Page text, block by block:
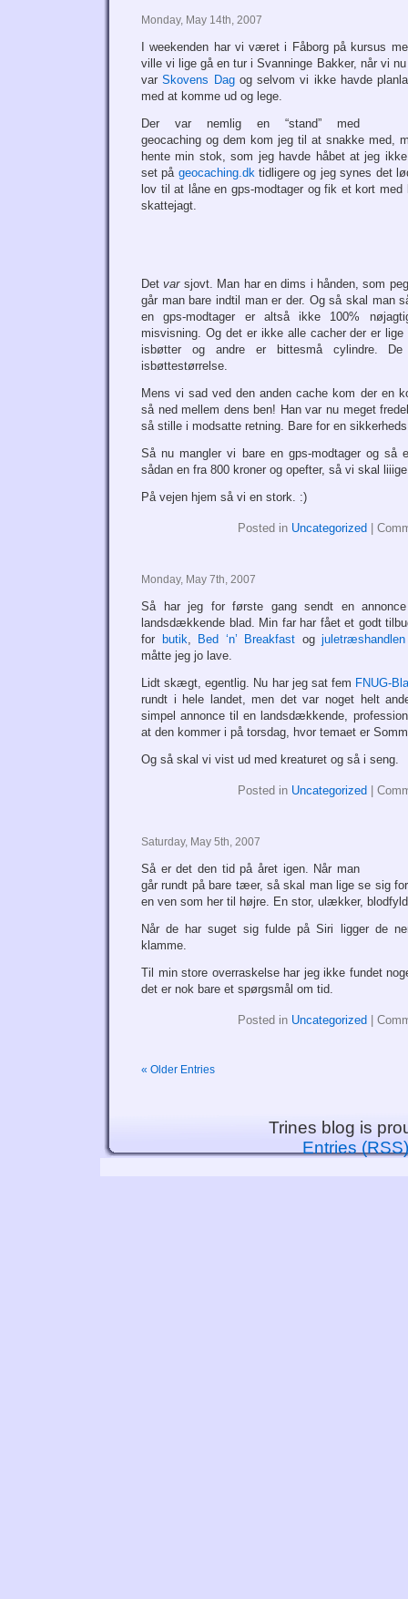
Monday, May 14th, 2007
I weekenden har vi været i Fåborg på kursus
ville vi lige gå en tur i Svanninge Bakker, når vi
varSkovens Dagog selvom vi ikke havde
med at komme ud og lege.
Der var nemlig en “stand” med
geocaching og dem kom jeg til at snakke med,
hente min stok, som jeg havde håbet at jeg
set på geocaching.dktidligere og jeg synes det
lov til at låne en gps-modtager og fik et kort
skattejagt.
Detvarsjovt. Man har en dims i hånden, som
går man bare indtil man er der. Og så skal man
en gps-modtager er altså ikke 100%
misvisning. Og det er ikke alle cacher der er lige
isbøtter og andre er bittesmå cylindre.
isbøttestørrelse.
Mens vi sad ved den anden cache kom der en
så ned mellem dens ben! Han var nu meget
så stille i modsatte retning. Bare for en
Så nu mangler vi bare en gps-modtager og så
sådan en fra 800 kroner og opefter, så vi skal
På vejen hjem så vi en stork. :)
Posted in Uncategorized
Monday, May 7th, 2007
Så har jeg for første gang sendt en
landsdækkende blad. Min far har fået et godt
for
butik, Bed ‘n’ Breakfast og juletræshandlen
måtte jeg jo lave.
Lidt skægt, egentlig. Nu har jeg sat fem FNUG-
rundt i hele landet, men det var noget helt
simpel annonce til en landsdækkende,
at den kommer i på torsdag, hvor temaet er
Og så skal vi vist ud med kreaturet og så i seng.
Posted in Uncategorized
Saturday, May 5th, 2007
Så er det den tid på året igen. Når man
går rundt på bare tæer, så skal man lige se sig
en ven som her til højre. En stor, ulækker,
Når de har suget sig fulde på Siri ligger de
klamme.
Til min store overraskelse har jeg ikke fundet
det er nok bare et spørgsmål om tid.
Posted in Uncategorized
« Older Entries
Trines blog is
Entries (RSS)